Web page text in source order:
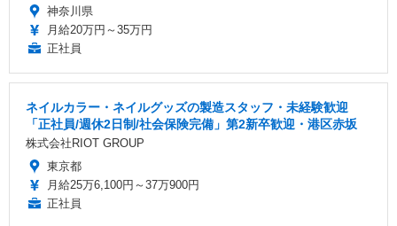
神奈川県
月給20万円～35万円
正社員
ネイルカラー・ネイルグッズの製造スタッフ・未経験歓迎
「正社員/週休2日制/社会保険完備」第2新卒歓迎・港区赤坂
株式会社RIOT GROUP
東京都
月給25万6,100円～37万900円
正社員